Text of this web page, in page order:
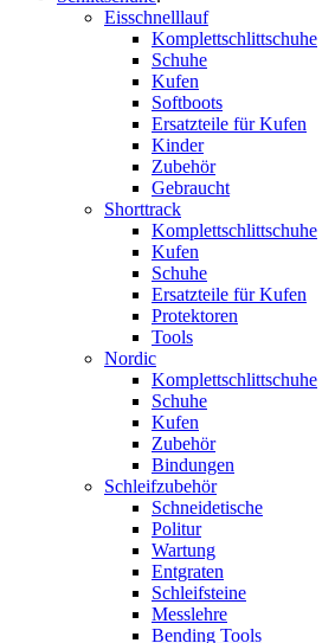
Eisschnelllauf
Komplettschlittschuhe
Schuhe
Kufen
Softboots
Ersatzteile für Kufen
Kinder
Zubehör
Gebraucht
Shorttrack
Komplettschlittschuhe
Kufen
Schuhe
Ersatzteile für Kufen
Protektoren
Tools
Nordic
Komplettschlittschuhe
Schuhe
Kufen
Zubehör
Bindungen
Schleifzubehör
Schneidetische
Politur
Wartung
Entgraten
Schleifsteine
Messlehre
Bending Tools